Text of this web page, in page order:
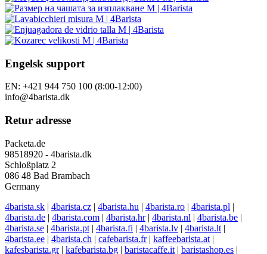
Engelsk support
EN: +421 944 750 100 (8:00-12:00)
info@4barista.dk
Retur adresse
Packeta.de
98518920 - 4barista.dk
Schloßplatz 2
086 48 Bad Brambach
Germany
4barista.sk | 4barista.cz | 4barista.hu | 4barista.ro | 4barista.pl |
4barista.de | 4barista.com | 4barista.hr| 4barista.nl | 4barista.be |
4barista.se | 4barista.pt | 4barista.fi | 4barista.lv | 4barista.lt |
4barista.ee | 4barista.ch | cafebarista.fr| kaffeebarista.at |
kafesbarista.gr| kafebarista.bg | baristacaffe.it | baristashop.es |